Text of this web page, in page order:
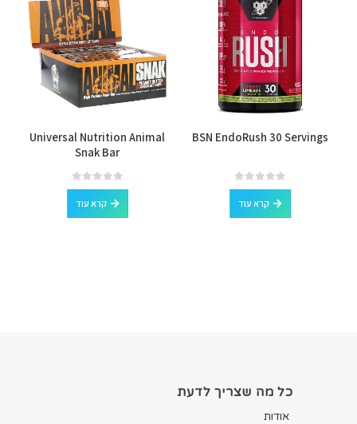
BSN EndoRush 30 Servings
0
out of 5
קרא עוד
Universal Nutrition Animal
Snak Bar
0
out of 5
קרא עוד
כל מה שצריך לדעת
אודות